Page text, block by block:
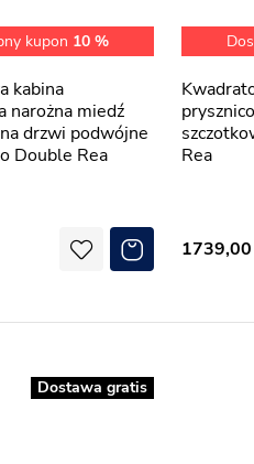
kupon 10 %
narożna miedź
drzwi podwójne
Double Rea
Kwadratowa kabina
Rea
1739,00
Dostawa gratis